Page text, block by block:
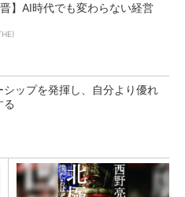
晋】AI時代でも変わらない経営
シップを発揮し、自分より優れ
る